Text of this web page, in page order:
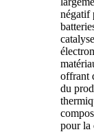
négatif
offrant
du
pour la